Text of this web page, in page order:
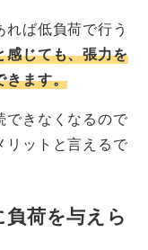
ば低負荷で行う
感じても、張力を
きます。
できなくなるので
リットと言えるで
荷を与えら